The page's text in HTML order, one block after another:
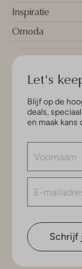
Inspiratie
Omoda
Let's
Blijf op de
deals,
en maak kans
Schrijf